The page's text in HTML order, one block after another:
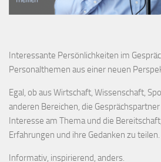
Interessante Persönlichkeiten im
Personalthemen aus einer neuen
Egal, ob aus Wirtschaft, Wissenschaft,
anderen Bereichen, die
Interesse am Thema und die
Erfahrungen und ihre Gedanken zu teilen.
Informativ, inspirierend, anders.